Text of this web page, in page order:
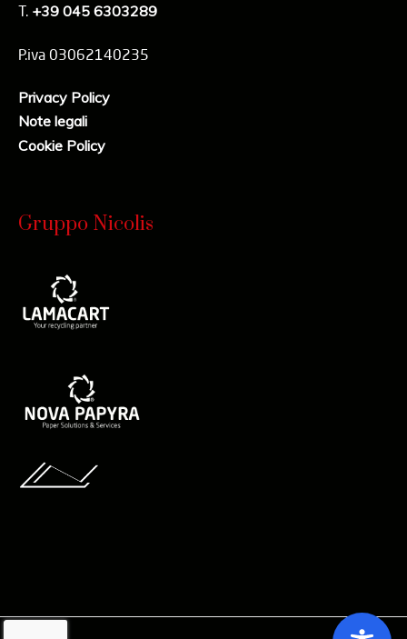
T. +39 045 6303289
P.iva 03062140235
Privacy Policy
Note legali
Cookie Policy
Gruppo Nicolis